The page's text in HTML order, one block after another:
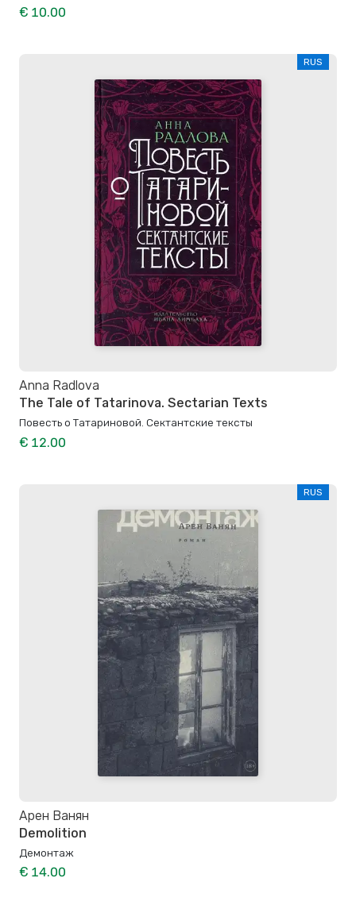
€ 10.00
RUS
Anna Radlova
The Tale of Tatarinova. Sectarian Texts
Повесть о Татариновой. Сектантские тексты
€ 12.00
RUS
Арен Ванян
Demolition
Демонтаж
€ 14.00